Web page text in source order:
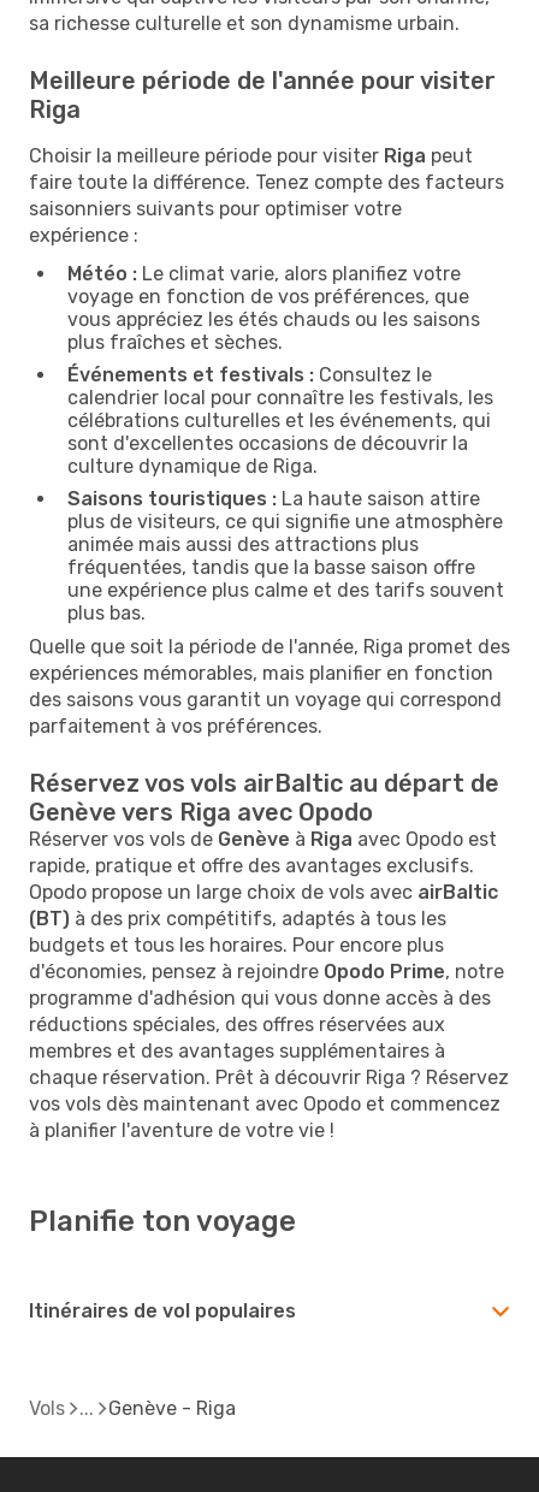
sa richesse culturelle et son dynamisme urbain.
Meilleure période de l'année pour visiter
Riga
Choisir la meilleure période pour visiter Riga peut
faire toute la différence. Tenez compte des facteurs
saisonniers suivants pour optimiser votre
expérience :
Météo : Le climat varie, alors planifiez votre
voyage en fonction de vos préférences, que
vous appréciez les étés chauds ou les saisons
plus fraîches et sèches.
Événements et festivals : Consultez le
calendrier local pour connaître les festivals, les
célébrations culturelles et les événements, qui
sont d'excellentes occasions de découvrir la
culture dynamique de Riga.
Saisons touristiques : La haute saison attire
plus de visiteurs, ce qui signifie une atmosphère
animée mais aussi des attractions plus
fréquentées, tandis que la basse saison offre
une expérience plus calme et des tarifs souvent
plus bas.
Quelle que soit la période de l'année, Riga promet des
expériences mémorables, mais planifier en fonction
des saisons vous garantit un voyage qui correspond
parfaitement à vos préférences.
Réservez vos vols airBaltic au départ de
Genève vers Riga avec Opodo
Réserver vos vols de Genève à Riga avec Opodo est
rapide, pratique et offre des avantages exclusifs.
Opodo propose un large choix de vols avec airBaltic
(BT) à des prix compétitifs, adaptés à tous les
budgets et tous les horaires. Pour encore plus
d'économies, pensez à rejoindre Opodo Prime, notre
programme d'adhésion qui vous donne accès à des
réductions spéciales, des offres réservées aux
membres et des avantages supplémentaires à
chaque réservation. Prêt à découvrir Riga ? Réservez
vos vols dès maintenant avec Opodo et commencez
à planifier l'aventure de votre vie !
Planifie ton voyage
Itinéraires de vol populaires
Vols Genève - Riga